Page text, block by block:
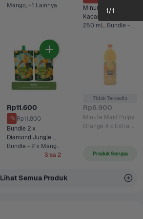
Mango, +1 Lainnya
Minuman Sari
Kacang Hijau Ultra
250 mL, Bundle - 5 x 250 mL*
Rp11.600
1% Rp11.800
Bundle 2 x
Diamond Jungle
Jelly Mango 100 ml
Bundle - 2 x Mango 100 ml
Sisa 2
Tidak Tersedia
Rp6.900
Minute Maid Pulpy
Orange 4 x Extra
Produk Serupa
Lihat Semua Produk
1/1